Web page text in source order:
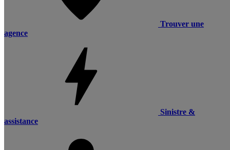
Trouver une
agence
Sinistre &
assistance